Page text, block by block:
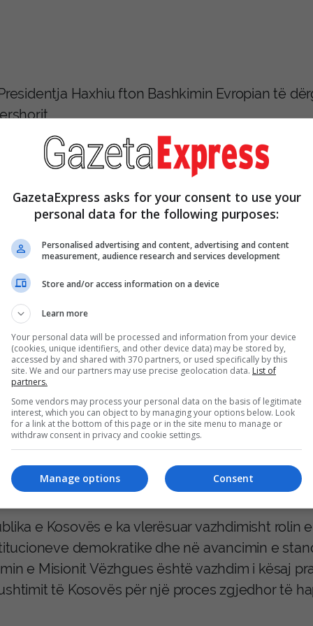
Haxhiu fton Bashkimin Evropian të
e Detyrës së Presidentes së Republikës
letër Presidentes së Parlamentit Evropian,
të Bashkimit Evropian për Punë të Jashtme dhe
e Komisionit Evropian, Kaja
të dërgojë Mision Vëzhgues të Zgjedhjeve
e Republikës së Kosovës, të caktuara për
e saj, U.D. Presidentja Haxhiu ka theksuar
ka nxjerrë vendimin për caktimin e
pasur parasysh rëndësinë e këtij procesi, ajo ka
të pavarur Vëzhgues, të përcjellë dhe
Haxhiu ka theksuar se prania e
në transparencën, kredibilitetin dhe
me përkushtimin e vazhdueshëm të
dhe zgjedhje të lira.
e Kosovës e ka vlerësuar vazhdimisht rolin
demokratike dhe në avancimin e
e Misionit Vëzhgues është vazhdim i kësaj
të Kosovës për një proces zgjedhor të
GazetaExpress asks for your consent to use your
personal data for the following purposes:
Personalised advertising and content, advertising and content
measurement, audience research and services development
Store and/or access information on a device
Learn more
Your personal data will be processed and information from your device
(cookies, unique identifiers, and other device data) may be stored by,
accessed by and shared with 370 partners, or used specifically by this
site. We and our partners may use precise geolocation data. List of
partners.
Some vendors may process your personal data on the basis of legitimate
interest, which you can object to by managing your options below. Look
for a link at the bottom of this page or in the site menu to manage or
withdraw consent in privacy and cookie settings.
Consent
Manage options